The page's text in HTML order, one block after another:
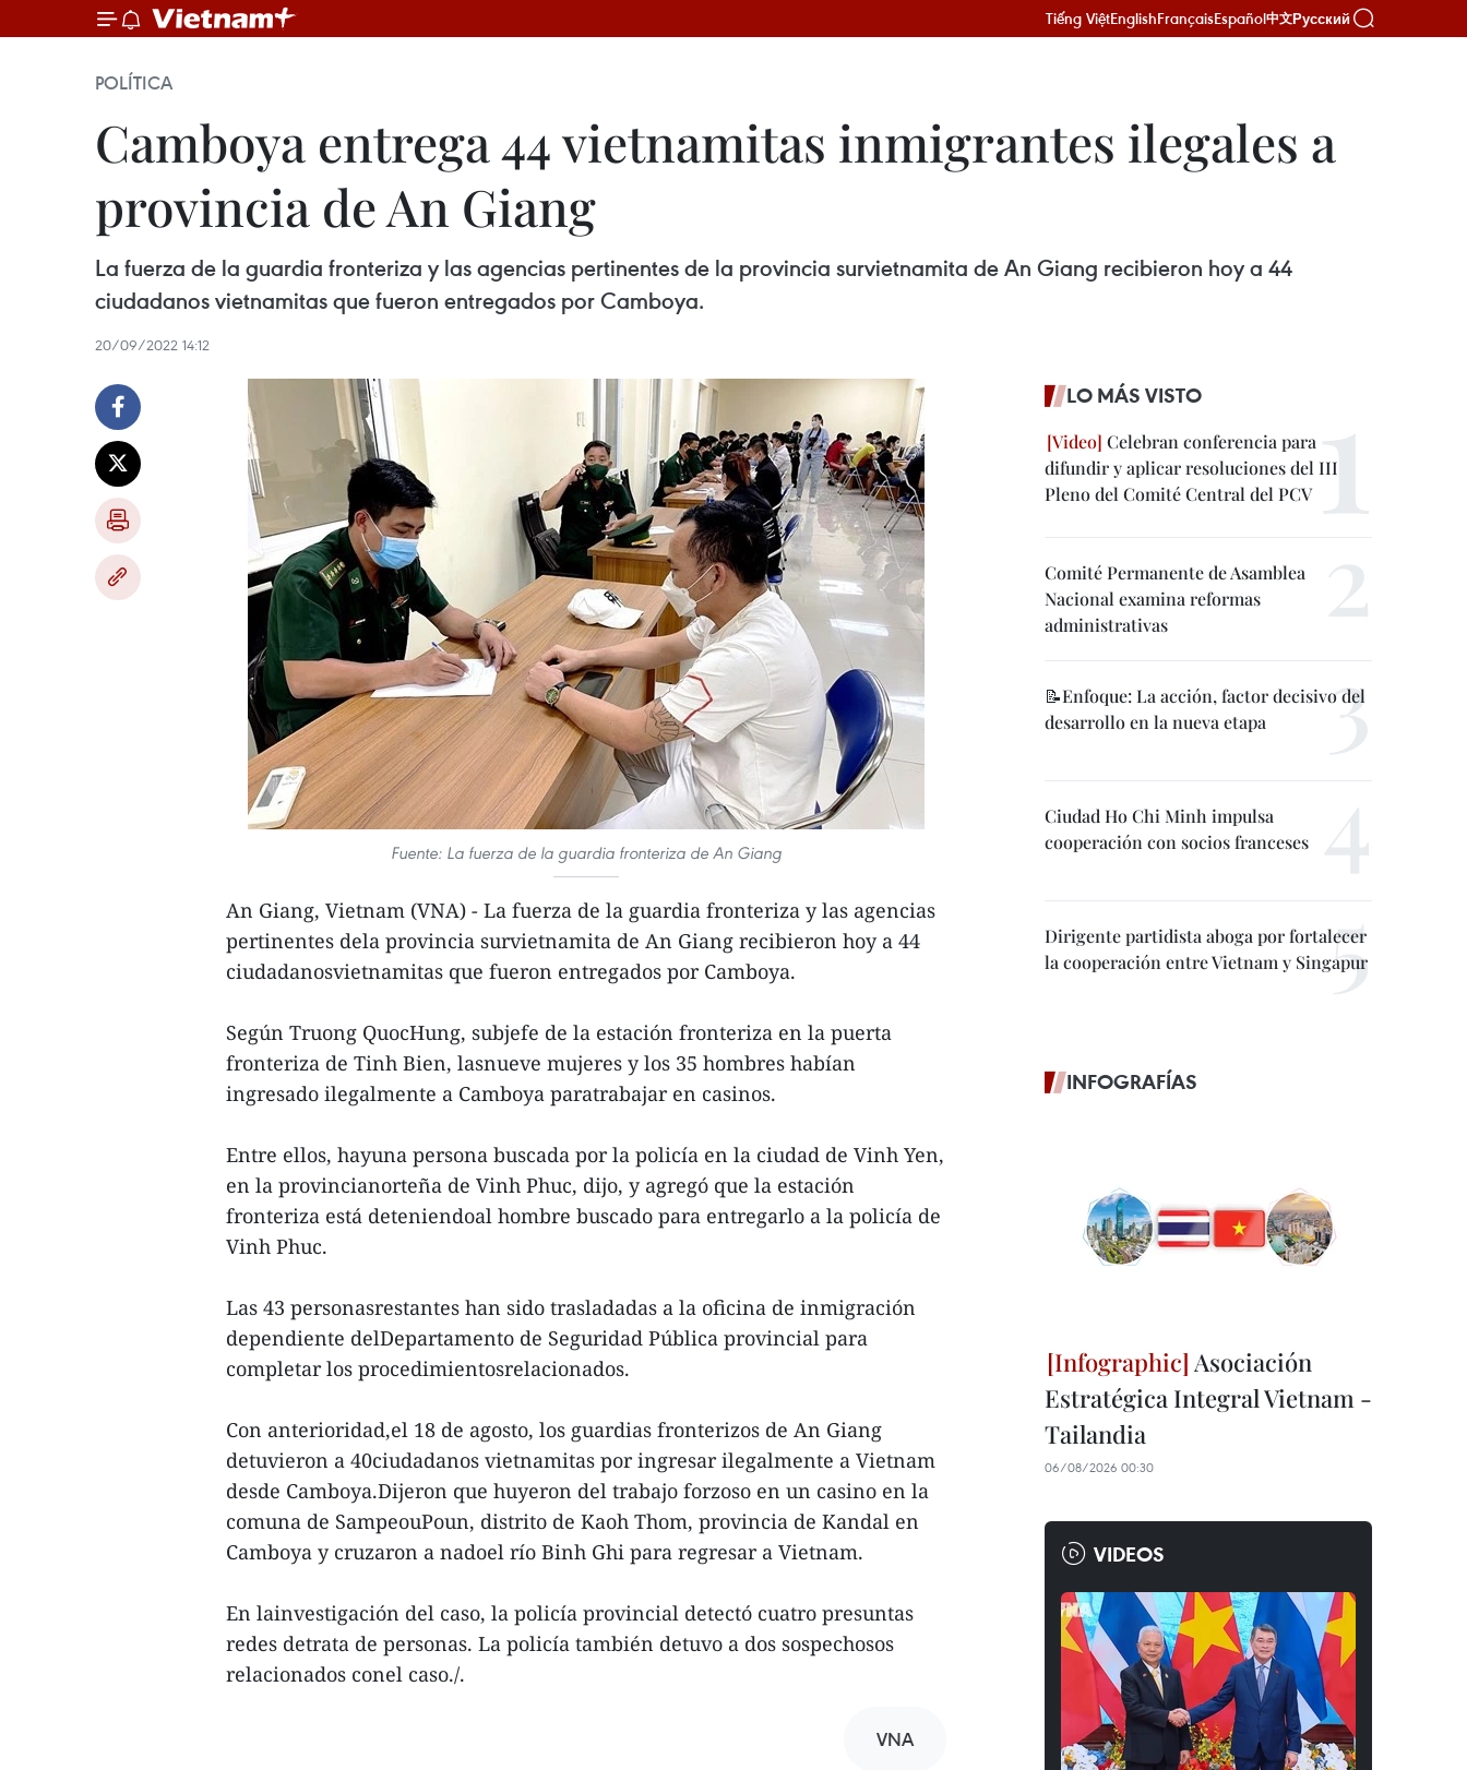
Tiếng ViệtEnglishFrançaisEspañol中文Русский
POLÍTICA
Camboya entrega 44 vietnamitas inmigrantes ilegales a
provincia de An Giang
La fuerza de la guardia fronteriza y las agencias pertinentes de la provincia survietnamita de An Giang recibieron hoy a 44
ciudadanos vietnamitas que fueron entregados por Camboya.
20/09/2022 14:12
Fuente: La fuerza de la guardia fronteriza de An Giang
An Giang, Vietnam (VNA) - La fuerza de la guardia fronteriza y las agencias
pertinentes dela provincia survietnamita de An Giang recibieron hoy a 44
ciudadanosvietnamitas que fueron entregados por Camboya.
Según Truong QuocHung, subjefe de la estación fronteriza en la puerta
fronteriza de Tinh Bien, lasnueve mujeres y los 35 hombres habían
ingresado ilegalmente a Camboya paratrabajar en casinos.
Entre ellos, hayuna persona buscada por la policía en la ciudad de Vinh Yen,
en la provincianorteña de Vinh Phuc, dijo, y agregó que la estación
fronteriza está deteniendoal hombre buscado para entregarlo a la policía de
Vinh Phuc.
Las 43 personasrestantes han sido trasladadas a la oficina de inmigración
dependiente delDepartamento de Seguridad Pública provincial para
completar los procedimientosrelacionados.
Con anterioridad,el 18 de agosto, los guardias fronterizos de An Giang
detuvieron a 40ciudadanos vietnamitas por ingresar ilegalmente a Vietnam
desde Camboya.Dijeron que huyeron del trabajo forzoso en un casino en la
comuna de SampeouPoun, distrito de Kaoh Thom, provincia de Kandal en
Camboya y cruzaron a nadoel río Binh Ghi para regresar a Vietnam.
En lainvestigación del caso, la policía provincial detectó cuatro presuntas
redes detrata de personas. La policía también detuvo a dos sospechosos
relacionados conel caso./.
VNA
LO MÁS VISTO
Celebran conferencia para
difundir y aplicar resoluciones del III
Pleno del Comité Central del PCV
Comité Permanente de Asamblea
Nacional examina reformas
administrativas
📝Enfoque: La acción, factor decisivo del
desarrollo en la nueva etapa
Ciudad Ho Chi Minh impulsa
cooperación con socios franceses
Dirigente partidista aboga por fortalecer
la cooperación entre Vietnam y Singapur
INFOGRAFÍAS
Asociación
Estratégica Integral Vietnam -
Tailandia
06/08/2026 00:30
VIDEOS